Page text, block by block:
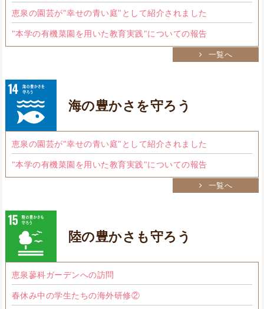
恵泉の園芸が"幸せの青い庭"として紹介されました
"本学の有機菜園を用いた教育実践"についての報告
一覧へ
海の豊かさを守ろう
恵泉の園芸が"幸せの青い庭"として紹介されました
"本学の有機菜園を用いた教育実践"についての報告
一覧へ
陸の豊かさも守ろう
恵泉蓼科ガーデンへの訪問
春休み中の学生たちの海外研修②